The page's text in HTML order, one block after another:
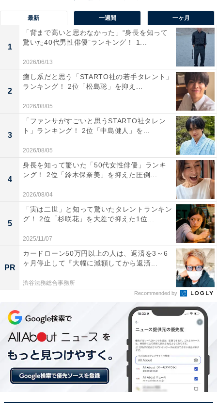
A post shared by Takuya Kimura (@takuya.kimura_tak)
1位には、「木村拓哉」さんが選ばれました！
1988年に「SMAP」のメンバーとして活動を開始。数々
のヒット曲をリリースするだけでなく、
『SMAP×SMAP』（フジテレビ系）などのテレビ番組で
国民的人気を博しました。俳優としても多大な影響力を
残し、1990年代の大ヒットドラマ『ロングバケーショ
ン』（フジテレビ系）が放送される月曜日の夜は街から
OLの姿が消えると言われたほど。作中で着用したアイテ
ムや髪形が流行するなど、ファッションリーダーとして
も注目を集めました。
アンケート回答を見ると、「ドラマの主演になると必ず
話題になるので」（50代女性／神奈川県）や、「木村拓
哉さんはどの世代もみんな好きで、特に40代50代は全盛
期のSMAPを知ってるから」（20代男性／埼玉県）、
最新 一週間 一ヶ月
1
「背まで高いと思わなかった」“身長を知って
驚いた40代男性俳優”ランキング！ 1...
2026/06/13
2
癒し系だと思う「STARTO社の若手タレント」
ランキング！ 2位「松島聡」を抑え...
2026/08/05
3
「ファンサがすごいと思うSTARTO社タレン
ト」ランキング！ 2位「中島健人」を...
2026/08/05
4
身長を知って驚いた「50代女性俳優」ランキ
ング！ 2位「鈴木保奈美」を抑えた圧倒...
2026/08/04
5
「実は二世」と知って驚いたタレントランキン
グ！ 2位「杉咲花」を大差で抑えた1位...
2025/11/07
PR
カードローン50万円以上の人は、返済を3～6
ヶ月停止して『大幅に減額してから返済...
渋谷法務総合事務所
Recommended by